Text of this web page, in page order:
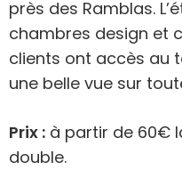
près des Ramblas.
chambres design et
clients ont accès au
une belle vue sur
Prix : à partir de 60€
double.